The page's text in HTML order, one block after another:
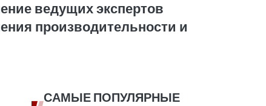
ведущих экспертов
производительности и
САМЫЕ ПОПУЛЯРНЫЕ